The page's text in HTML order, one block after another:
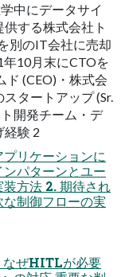
中にデータサイ
する株式会社ト
別のIT会社に売却
10月末にCTOを
ド (CEO)・株式会
タートアップ (Sr.
開発チーム・デ
経験 2
リケーションに
パターンとユー
方法 2. 期待され
制御フローの実
ぜHITLが必要